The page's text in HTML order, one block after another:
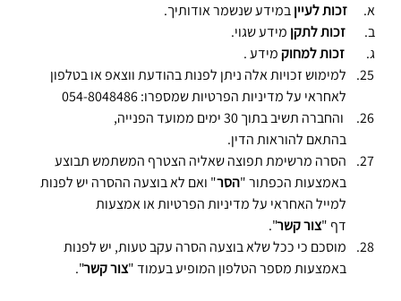
א. זכות לעיין במידע שנשמר אודותיך.
ב. זכות לתקן מידע שגוי.
ג. זכות למחוק מידע .
למימוש זכויות אלה ניתן לפנות בהודעת ווצאפ או בטלפון
לאחראי על מדיניות הפרטיות שמספרו: 054-8048486
והחברה תשיב בתוך 30 ימים ממועד הפנייה,
בהתאם להוראות הדין.
הסרה מרשימת תפוצה שאליה הצטרף המשתמש תבוצע
באמצעות הכפתור "הסר" ואם לא בוצעה ההסרה יש לפנות
למייל האחראי על מדיניות הפרטיות או אמצעות
דף "צורקשר".
מוסכם כי ככל שלא בוצעה הסרה עקב טעות, יש לפנות
באמצעות מספר הטלפון המופיע בעמוד "צורקשר".